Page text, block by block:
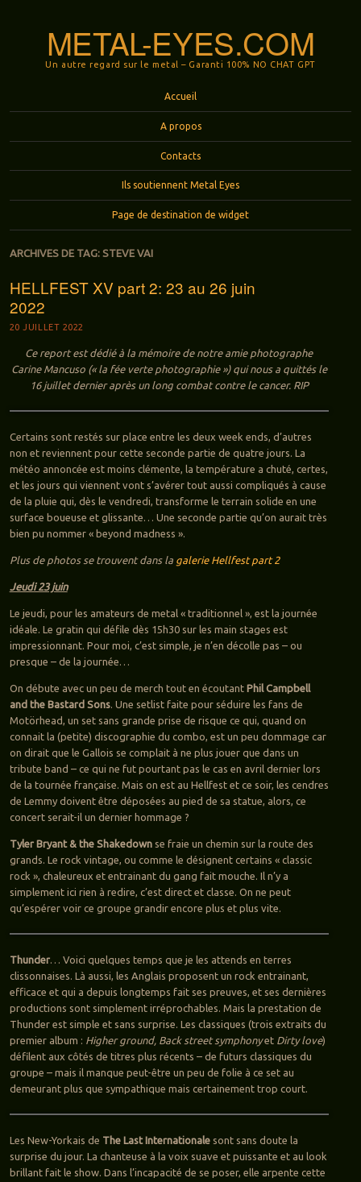
METAL-EYES.COM
Un autre regard sur le metal – Garanti 100% NO CHAT GPT
Accueil
A propos
Contacts
Ils soutiennent Metal Eyes
Page de destination de widget
ARCHIVES DE TAG: STEVE VAI
HELLFEST XV part 2: 23 au 26 juin
2022
20 JUILLET 2022
Ce report est dédié à la mémoire de notre amie photographe
Carine Mancuso (« la fée verte photographie ») qui nous a quittés le
16 juillet dernier après un long combat contre le cancer. RIP
Certains sont restés sur place entre les deux week ends, d’autres
non et reviennent pour cette seconde partie de quatre jours. La
météo annoncée est moins clémente, la température a chuté, certes,
et les jours qui viennent vont s’avérer tout aussi compliqués à cause
de la pluie qui, dès le vendredi, transforme le terrain solide en une
surface boueuse et glissante… Une seconde partie qu’on aurait très
bien pu nommer « beyond madness ».
Plus de photos se trouvent dans la galerie Hellfest part 2
Jeudi 23 juin
Le jeudi, pour les amateurs de metal « traditionnel », est la journée
idéale. Le gratin qui défile dès 15h30 sur les main stages est
impressionnant. Pour moi, c’est simple, je n’en décolle pas – ou
presque – de la journée…
On débute avec un peu de merch tout en écoutant Phil Campbell
and the Bastard Sons. Une setlist faite pour séduire les fans de
Motörhead, un set sans grande prise de risque ce qui, quand on
connait la (petite) discographie du combo, est un peu dommage car
on dirait que le Gallois se complait à ne plus jouer que dans un
tribute band – ce qui ne fut pourtant pas le cas en avril dernier lors
de la tournée française. Mais on est au Hellfest et ce soir, les cendres
de Lemmy doivent être déposées au pied de sa statue, alors, ce
concert serait-il un dernier hommage ?
Tyler Bryant & the Shakedown se fraie un chemin sur la route des
grands. Le rock vintage, ou comme le désignent certains « classic
rock », chaleureux et entrainant du gang fait mouche. Il n’y a
simplement ici rien à redire, c’est direct et classe. On ne peut
qu’espérer voir ce groupe grandir encore plus et plus vite.
Thunder… Voici quelques temps que je les attends en terres
clissonnaises. Là aussi, les Anglais proposent un rock entrainant,
efficace et qui a depuis longtemps fait ses preuves, et ses dernières
productions sont simplement irréprochables. Mais la prestation de
Thunder est simple et sans surprise. Les classiques (trois extraits du
premier album : Higher ground, Back street symphonyetDirty love)
défilent aux côtés de titres plus récents – de futurs classiques du
groupe – mais il manque peut-être un peu de folie à ce set au
demeurant plus que sympathique mais certainement trop court.
Les New-Yorkais de The Last Internationalesont sans doute la
surprise du jour. La chanteuse à la voix suave et puissante et au look
brillant fait le show. Dans l’incapacité de se poser, elle arpente cette